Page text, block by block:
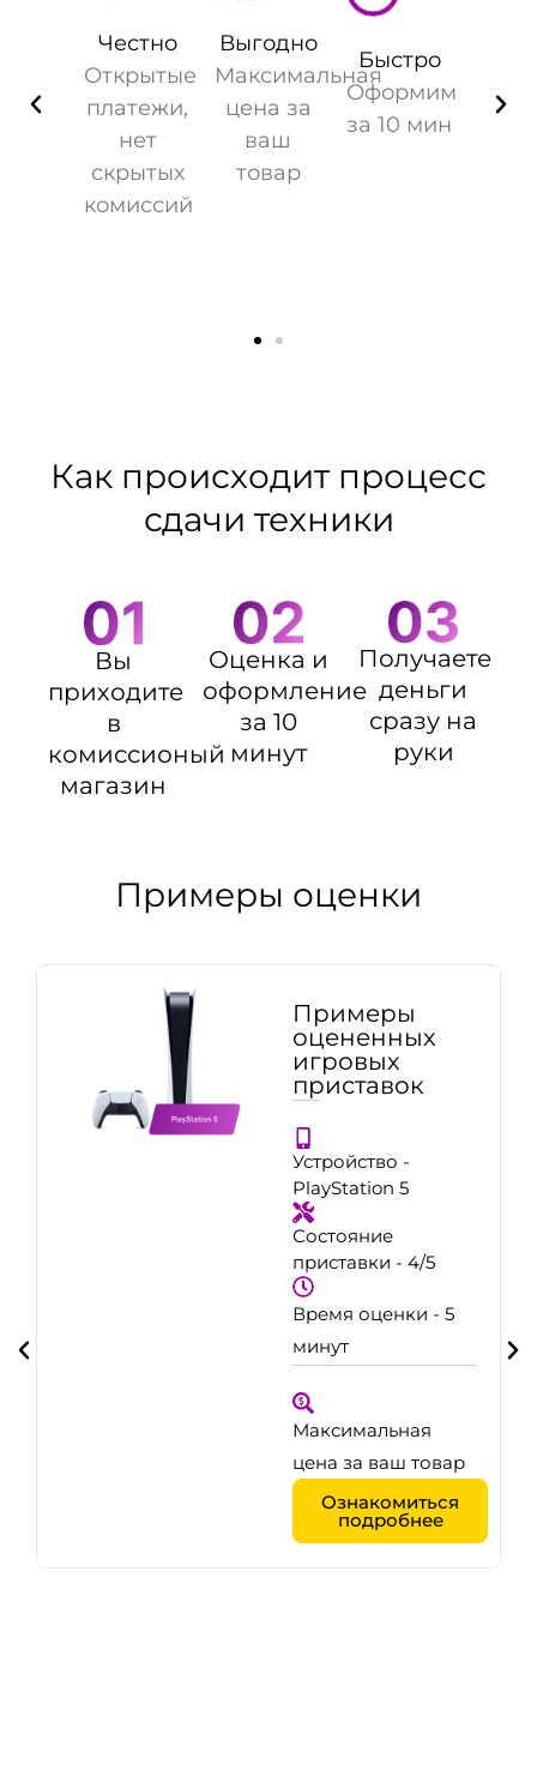
Честно
Открытые
платежи,
нет
скрытых
комиссий
Выгодно
Максимальная
цена за
ваш
товар
Быстро
Оформим
за 10 мин
Как происходит процесс
сдачи техники
Вы
приходите
в
комиссионый
магазин
Оценка и
оформление
за 10
минут
Получаете
деньги
сразу на
руки
Примеры оценки
Примеры
оцененных
игровых
приставок
Устройство -
PlayStation 5
Состояние
приставки - 4/5
Время оценки - 5
минут
Максимальная
цена за ваш товар
Ознакомиться
подробнее